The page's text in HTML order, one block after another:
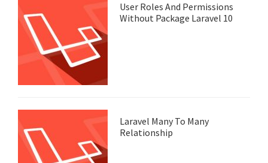
User Roles And Permissions
Without Package Laravel 10
Laravel Many To Many
Relationship